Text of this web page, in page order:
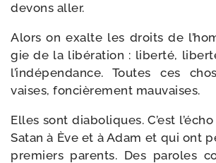
devons aller.
Alors on exalte les droits de
gie de la libé­ra­tion : liber­té,
l’indépendance. Toutes ces
vaises, fon­ciè­re­ment mauvaises.
Elles sont dia­bo­liques. C’est
Satan à Ève et à Adam et qui ont
pre­miers parents. Des paroles